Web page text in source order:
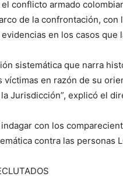
conflicto armado
de la confrontación, con
en los casos que
sistemática que narra
en razón de su
Jurisdicción”, explicó el
con los
contra las personas